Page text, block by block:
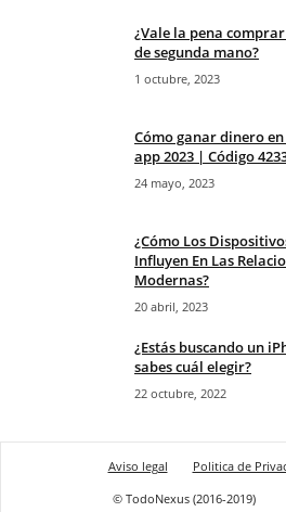
¿Vale la pena
de segunda mano?
1 octubre, 2023
Cómo ganar dinero en
app 2023 | Código
24 mayo, 2023
¿Cómo Los
Influyen En Las
Modernas?
20 abril, 2023
¿Estás buscando un
sabes cuál elegir?
22 octubre, 2022
Aviso legal Politica de
© TodoNexus (2016-2019)